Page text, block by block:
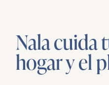
Nala cuida
hogar y el